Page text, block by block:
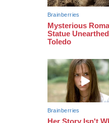
України
12:50 “Як
12:14
На
добу